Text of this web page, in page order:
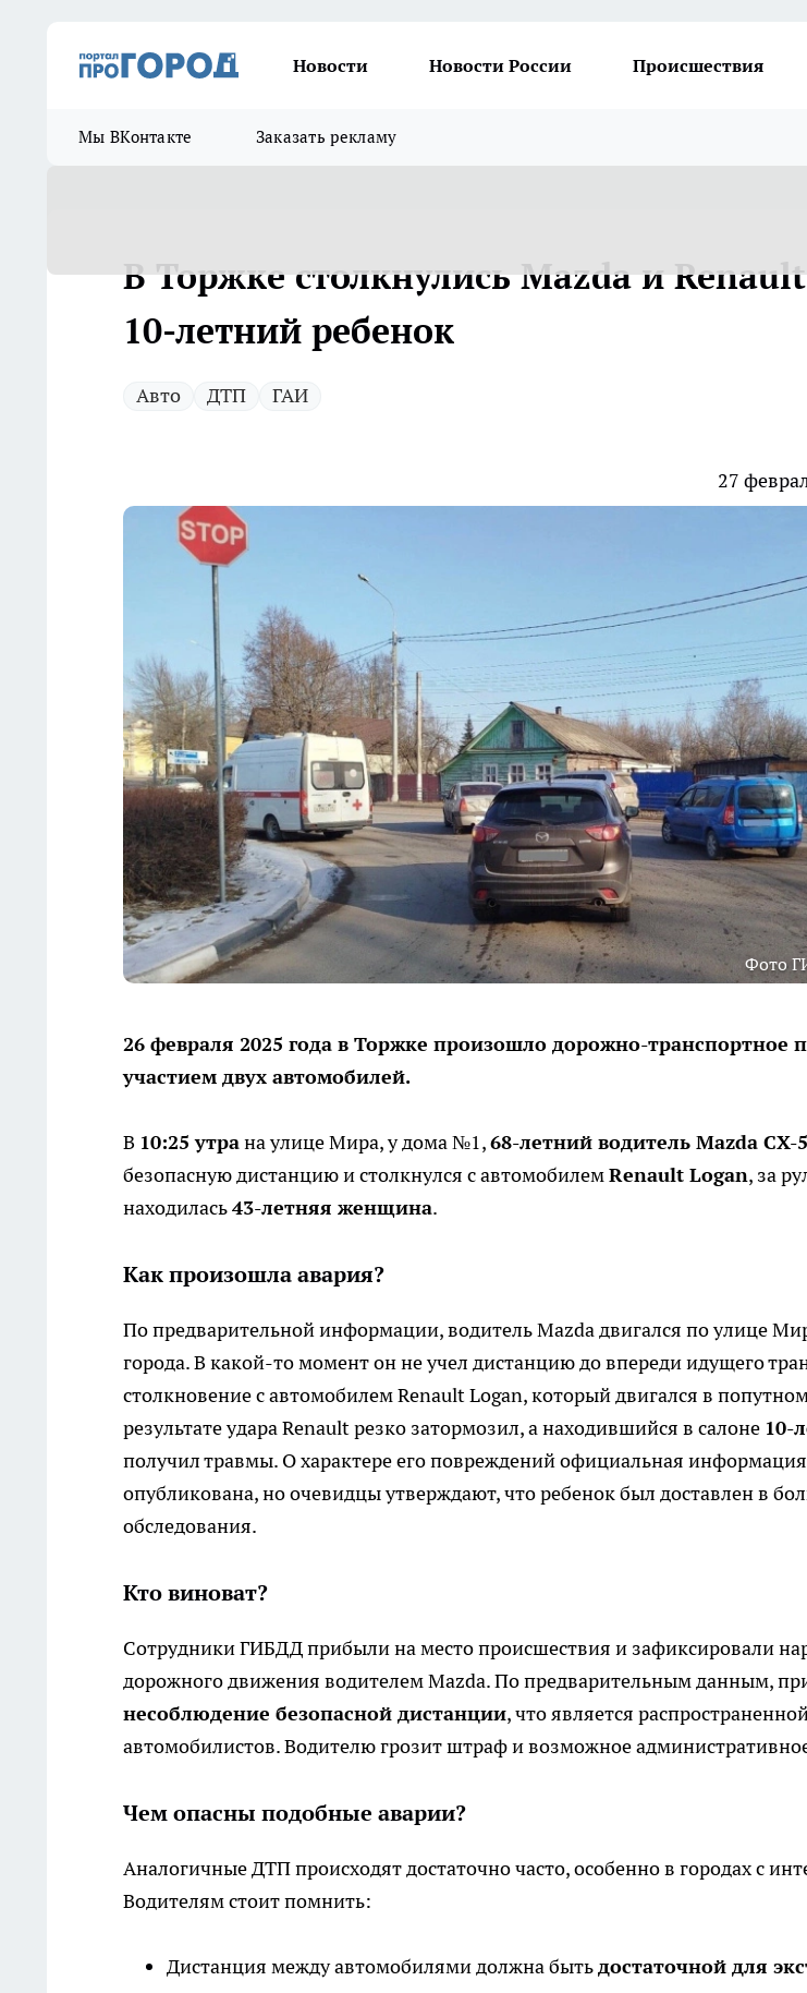
Новости Новости России Происшествия
Мы ВКонтакте Заказать рекламу
В Торжке столкнулись Mazda и
10-летний ребенок
Авто ДТП ГАИ
27
Фото
26 февраля 2025 года в Торжке произошло дорожно-транспортное
участием двух автомобилей.
В 10:25 утрана улице Мира, у дома №1,68-летний водитель Mazda CX-5
безопасную дистанцию и столкнулся с автомобилемRenault Logan, за
находилась43-летняя женщина.
Как произошла авария?
По предварительной информации, водитель Mazda двигался по улице
города. В какой-то момент он не учел дистанцию до впереди идущего
столкновение с автомобилем Renault Logan, который двигался в
результате удара Renault резко затормозил, а находившийся в салоне 10-
получил травмы. О характере его повреждений официальная
опубликована, но очевидцы утверждают, что ребенок был доставлен в
обследования.
Кто виноват?
Сотрудники ГИБДД прибыли на место происшествия и зафиксировали
дорожного движения водителем Mazda. По предварительным данным,
несоблюдение безопасной дистанции, что является
автомобилистов. Водителю грозит штраф и возможное
Чем опасны подобные аварии?
Аналогичные ДТП происходят достаточно часто, особенно в городах с
Водителям стоит помнить:
Дистанция между автомобилями должна бытьдостаточной для